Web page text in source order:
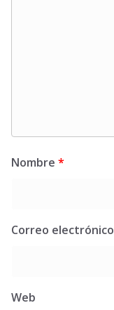
Nombre *
Correo electrónico
Web